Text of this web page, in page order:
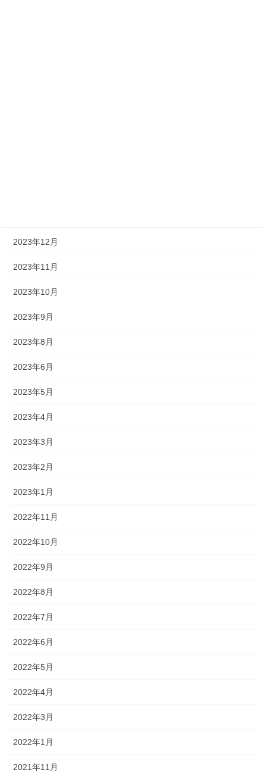
2023年12月
2023年11月
2023年10月
2023年9月
2023年8月
2023年6月
2023年5月
2023年4月
2023年3月
2023年2月
2023年1月
2022年11月
2022年10月
2022年9月
2022年8月
2022年7月
2022年6月
2022年5月
2022年4月
2022年3月
2022年1月
2021年11月